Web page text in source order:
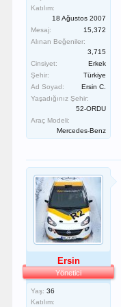
Katılım:
18 Ağustos 2007
Mesaj:
15,372
Alınan Beğeniler:
3,715
Cinsiyet:
Erkek
Şehir:
Türkiye
Ad Soyad:
Ersin C.
Yaşadığınız Şehir:
52-ORDU
Araç Modeli:
Mercedes-Benz
Ersin
Yönetici
Yaş: 36
Katılım: